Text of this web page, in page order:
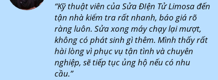
“Kỹ thuật viên của Sửa ĐIện Tử Limosa đến
tận nhà kiểm tra rất nhanh, báo giá rõ
ràng luôn. Sửa xong máy chạy lại mượt,
không có phát sinh gì thêm. Mình thấy rất
hài lòng vì phục vụ tận tình và chuyên
nghiệp, sẽ tiếp tục ủng hộ nếu có nhu
cầu.”